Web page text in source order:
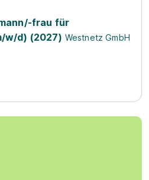
frau für
w/d) (2027) Westnetz GmbH